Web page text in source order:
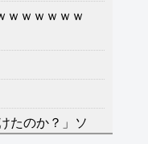
ｗｗｗｗｗｗ
たのか？」ソ